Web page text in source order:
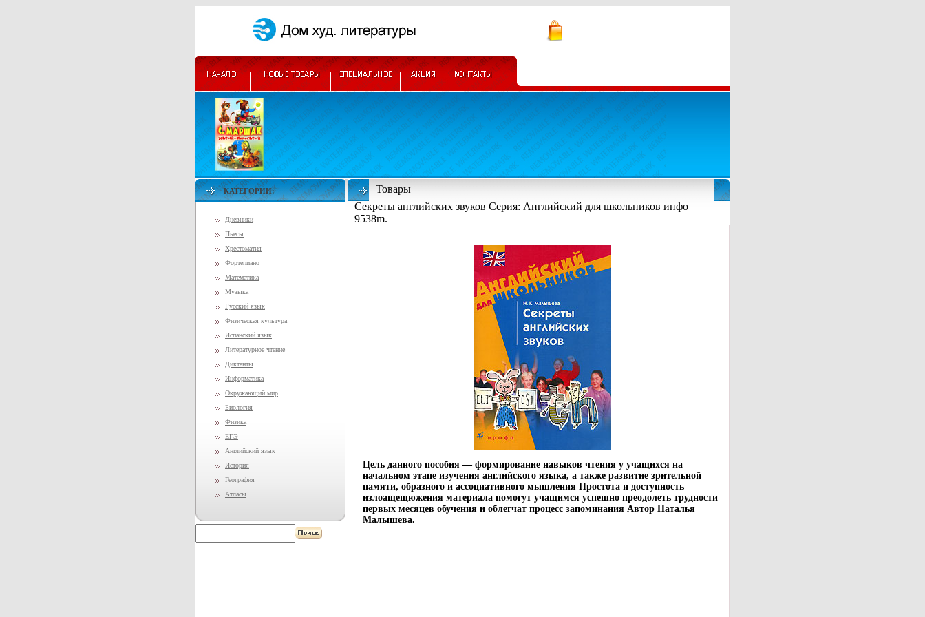
КАТЕГОРИИ:
Дневники
Пьесы
Хрестоматия
Фортепиано
Математика
Музыка
Русский язык
Физическая культура
Испанский язык
Литературное чтение
Диктанты
Информатика
Окружающий мир
Биология
Физика
ЕГЭ
Английский язык
История
География
Атласы
Товары
Секреты английских звуков Серия: Английский для школьников инфо
9538m.
Цель данного пособия — формирование навыков чтения у учащихся на
начальном этапе изучения английского языка, а также развитие зрительной
памяти, образного и ассоциативного мышления Простота и доступность
излоащещюжения материала помогут учащимся успешно преодолеть трудности
первых месяцев обучения и облегчат процесс запоминания Автор Наталья
Малышева.